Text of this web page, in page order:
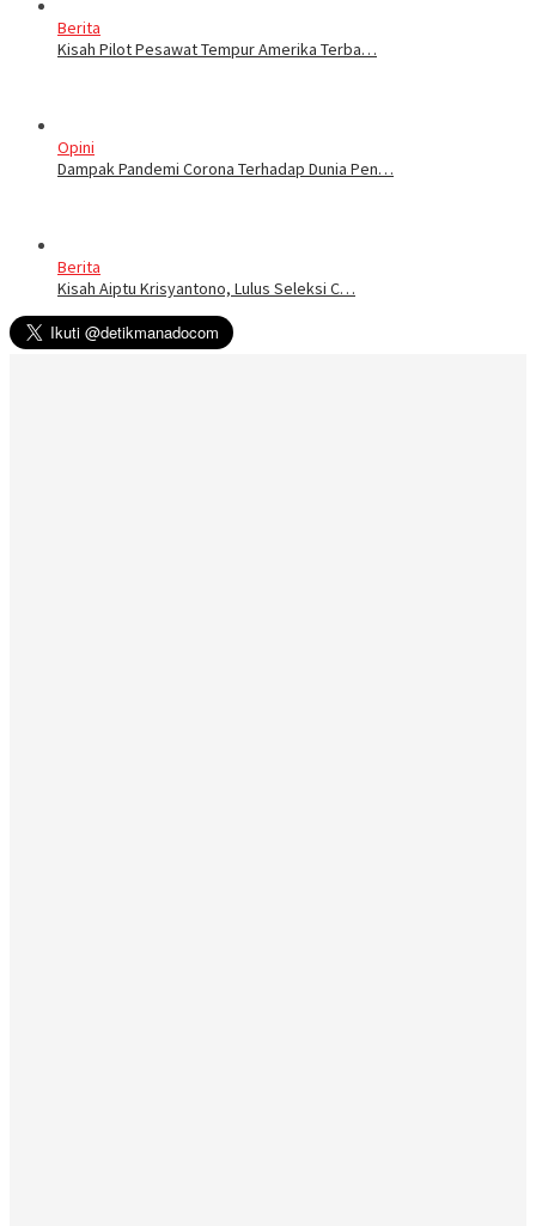
Berita
Kisah Pilot Pesawat Tempur Amerika Terba…
Opini
Dampak Pandemi Corona Terhadap Dunia Pen…
Berita
Kisah Aiptu Krisyantono, Lulus Seleksi C…